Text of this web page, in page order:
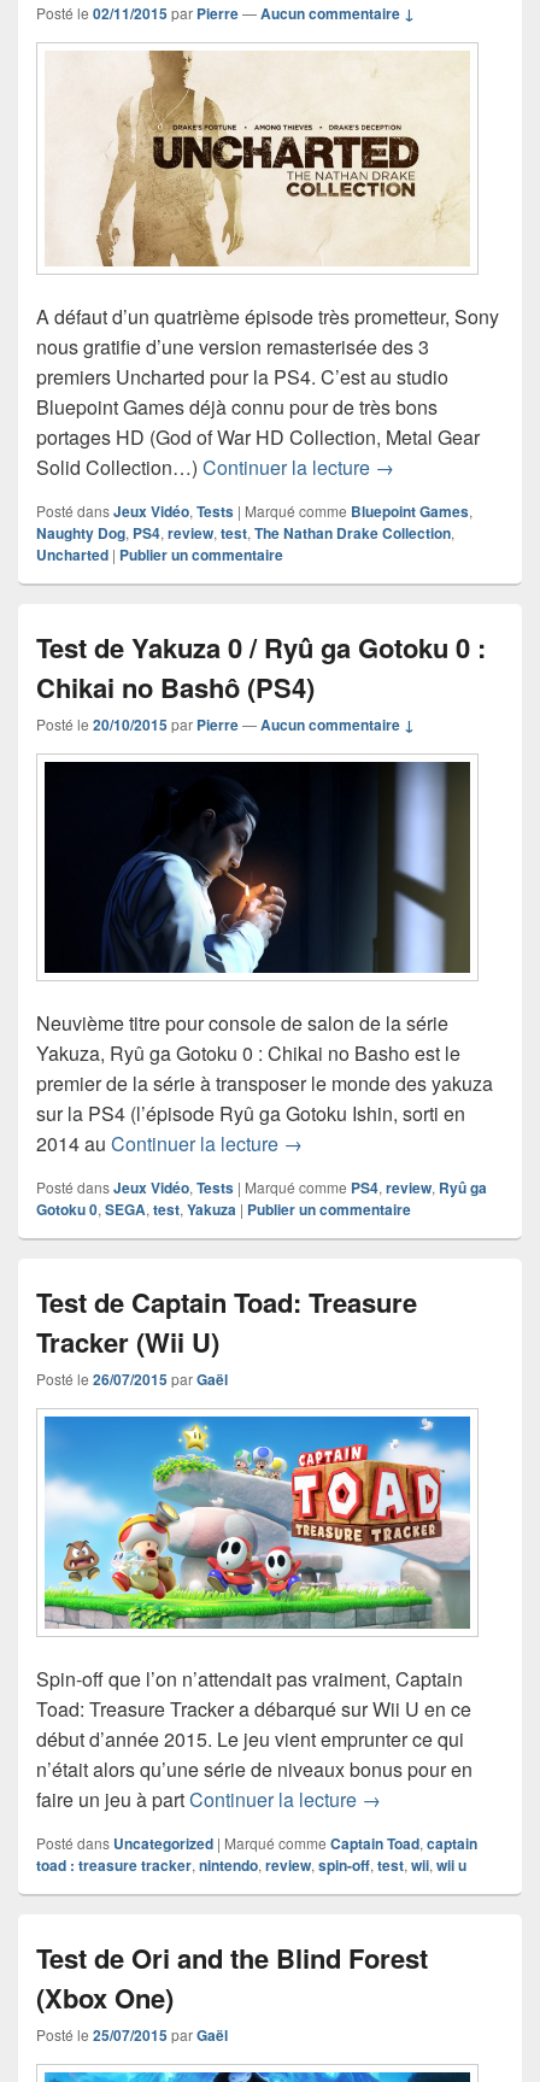
Posté le 02/11/2015par Pierre—Aucun commentaire ↓
A défaut d’un quatrième épisode très prometteur, Sony
nous gratifie d’une version remasterisée des 3
premiers Uncharted pour la PS4. C’est au studio
Bluepoint Games déjà connu pour de très bons
portages HD (God of War HD Collection, Metal Gear
Solid Collection…) Continuer la lecture Test de
→
Posté dansJeux Vidéo, Tests | Marqué comme Bluepoint Games,
Naughty Dog, PS4, review, test, The Nathan Drake Collection,
Uncharted | Publier un commentaire
Test de Yakuza 0 / Ryû ga Gotoku 0 :
Chikai no Bashô (PS4)
Posté le 20/10/2015par Pierre—Aucun commentaire ↓
Neuvième titre pour console de salon de la série
Yakuza, Ryû ga Gotoku 0 : Chikai no Basho est le
premier de la série à transposer le monde des yakuza
sur la PS4 (l’épisode Ryû ga Gotoku Ishin, sorti en
2014 au Continuer la lecture Test de Yakuza 0 / Ryû ga
→
Posté dansJeux Vidéo,Tests | Marqué comme PS4,review, Ryû ga
Gotoku 0,SEGA,test,Yakuza | Publier un commentaire
Test de Captain Toad: Treasure
Tracker (Wii U)
Posté le 26/07/2015parGaël
Spin-off que l’on n’attendait pas vraiment, Captain
Toad: Treasure Tracker a débarqué sur Wii U en ce
début d’année 2015. Le jeu vient emprunter ce qui
n’était alors qu’une série de niveaux bonus pour en
faire un jeu à partContinuer la lecture Test de Captain
→
Posté dans Uncategorized | Marqué comme Captain Toad, captain
toad : treasure tracker, nintendo, review, spin-off, test, wii, wii u
Test de Ori and the Blind Forest
(Xbox One)
Posté le 25/07/2015parGaël